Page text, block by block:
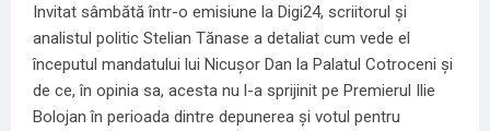
Invitat sâmbătă într-o emisiune la Digi24, scriitorul și
analistul politic Stelian Tănase a detaliat cum vede el
începutul mandatului lui Nicușor Dan la Palatul Cotroceni și
de ce, în opinia sa, acesta nu l-a sprijinit pe Premierul Ilie
Bolojan în perioada dintre depunerea şi votul pentru